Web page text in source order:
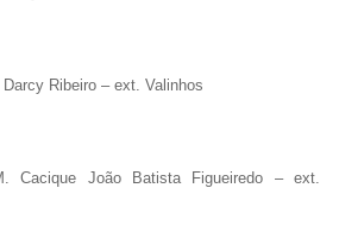
Ribeiro – ext. Valinhos
Cacique João Batista Figueiredo – ext.